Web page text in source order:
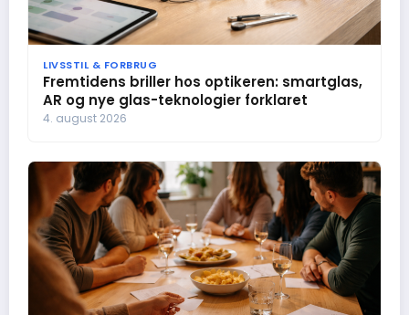
LIVSSTIL & FORBRUG
Fremtidens briller hos optikeren: smartglas,
AR og nye glas-teknologier forklaret
4. august 2026